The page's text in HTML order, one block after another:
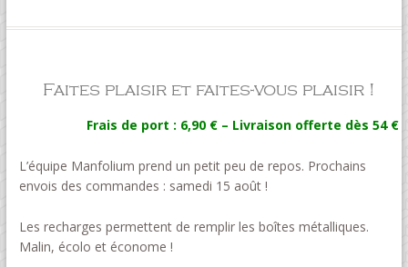
Faites plaisir et faites-vous plaisir !
Frais de port : 6,90 € – Livraison offerte dès 54 €
L’équipe Manfolium prend un petit peu de repos. Prochains
envois des commandes : samedi 15 août !
Les recharges permettent de remplir les boîtes métalliques.
Malin, écolo et économe !